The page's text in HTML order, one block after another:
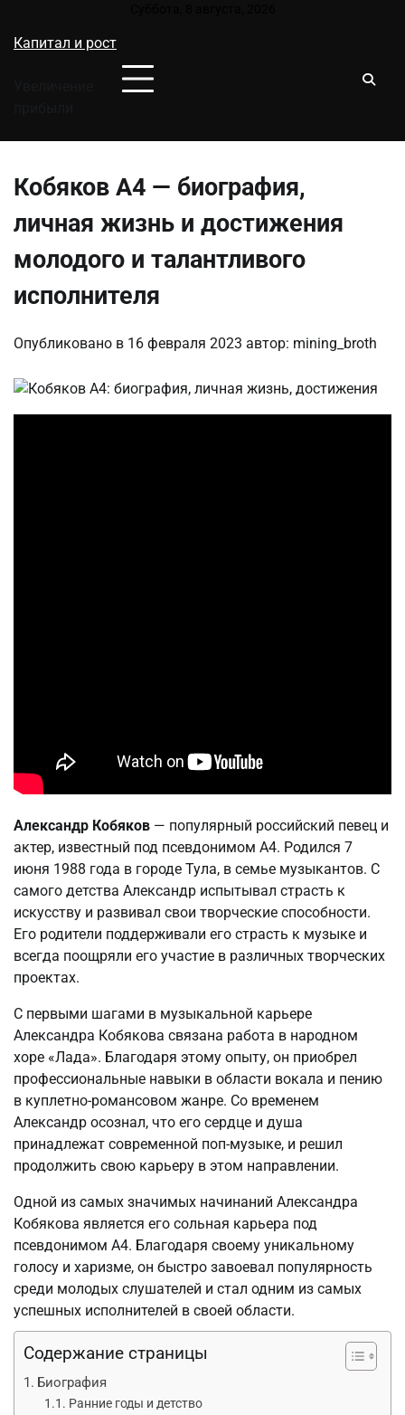
содержимому
Капитал и рост
Кобяков А4 — биография,
личная жизнь и достижения
молодого и талантливого
исполнителя
Опубликовано в 16 февраля 2023 автор: mining_broth
Александр Кобяков — популярный российский певец и
актер, известный под псевдонимом А4. Родился 7
июня 1988 года в городе Тула, в семье музыкантов. С
самого детства Александр испытывал страсть к
искусству и развивал свои творческие способности.
Его родители поддерживали его страсть к музыке и
всегда поощряли его участие в различных творческих
проектах.
С первыми шагами в музыкальной карьере
Александра Кобякова связана работа в народном
хоре «Лада». Благодаря этому опыту, он приобрел
профессиональные навыки в области вокала и пению
в куплетно-романсовом жанре. Со временем
Александр осознал, что его сердце и душа
принадлежат современной поп-музыке, и решил
продолжить свою карьеру в этом направлении.
Одной из самых значимых начинаний Александра
Кобякова является его сольная карьера под
псевдонимом А4. Благодаря своему уникальному
голосу и харизме, он быстро завоевал популярность
среди молодых слушателей и стал одним из самых
успешных исполнителей в своей области.
Содержание страницы
Биография
Ранние годы и детство